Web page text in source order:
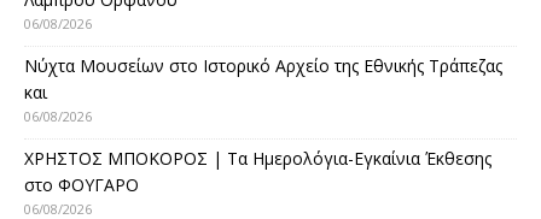
06/08/2026
Νύχτα Μουσείων στο Ιστορικό Αρχείο της Εθνικής Τράπεζας
και
06/08/2026
ΧΡΗΣΤΟΣ ΜΠΟΚΟΡΟΣ | Τα Ημερολόγια-Εγκαίνια Έκθεσης
στο ΦΟΥΓΑΡΟ
06/08/2026